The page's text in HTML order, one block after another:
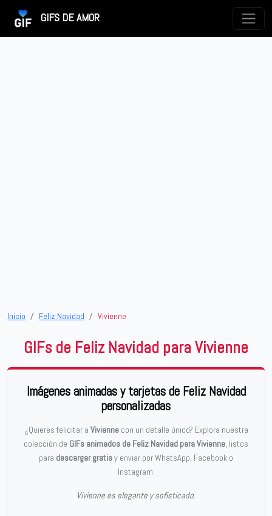
GIFS DE AMOR
Inicio Feliz Navidad Vivienne
GIFs de Feliz Navidad para Vivienne
Imágenes animadas y tarjetas de Feliz Navidad
personalizadas
¿Quieres felicitar a Viviennecon un detalle único? Explora nuestra
colección de GIFs animados de Feliz Navidad para Vivienne, listos
para descargar gratisy enviar por WhatsApp, Facebook o
Instagram.
Vivienne es elegante y sofisticado.